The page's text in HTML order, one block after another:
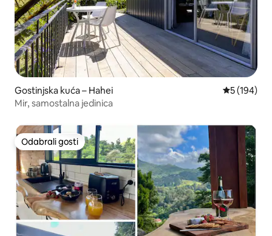
Gostinjska kuća – Hahei Prosječna
5 (194)
Mir, samostalna jedinica
Odabrali gosti
Odabrali gosti